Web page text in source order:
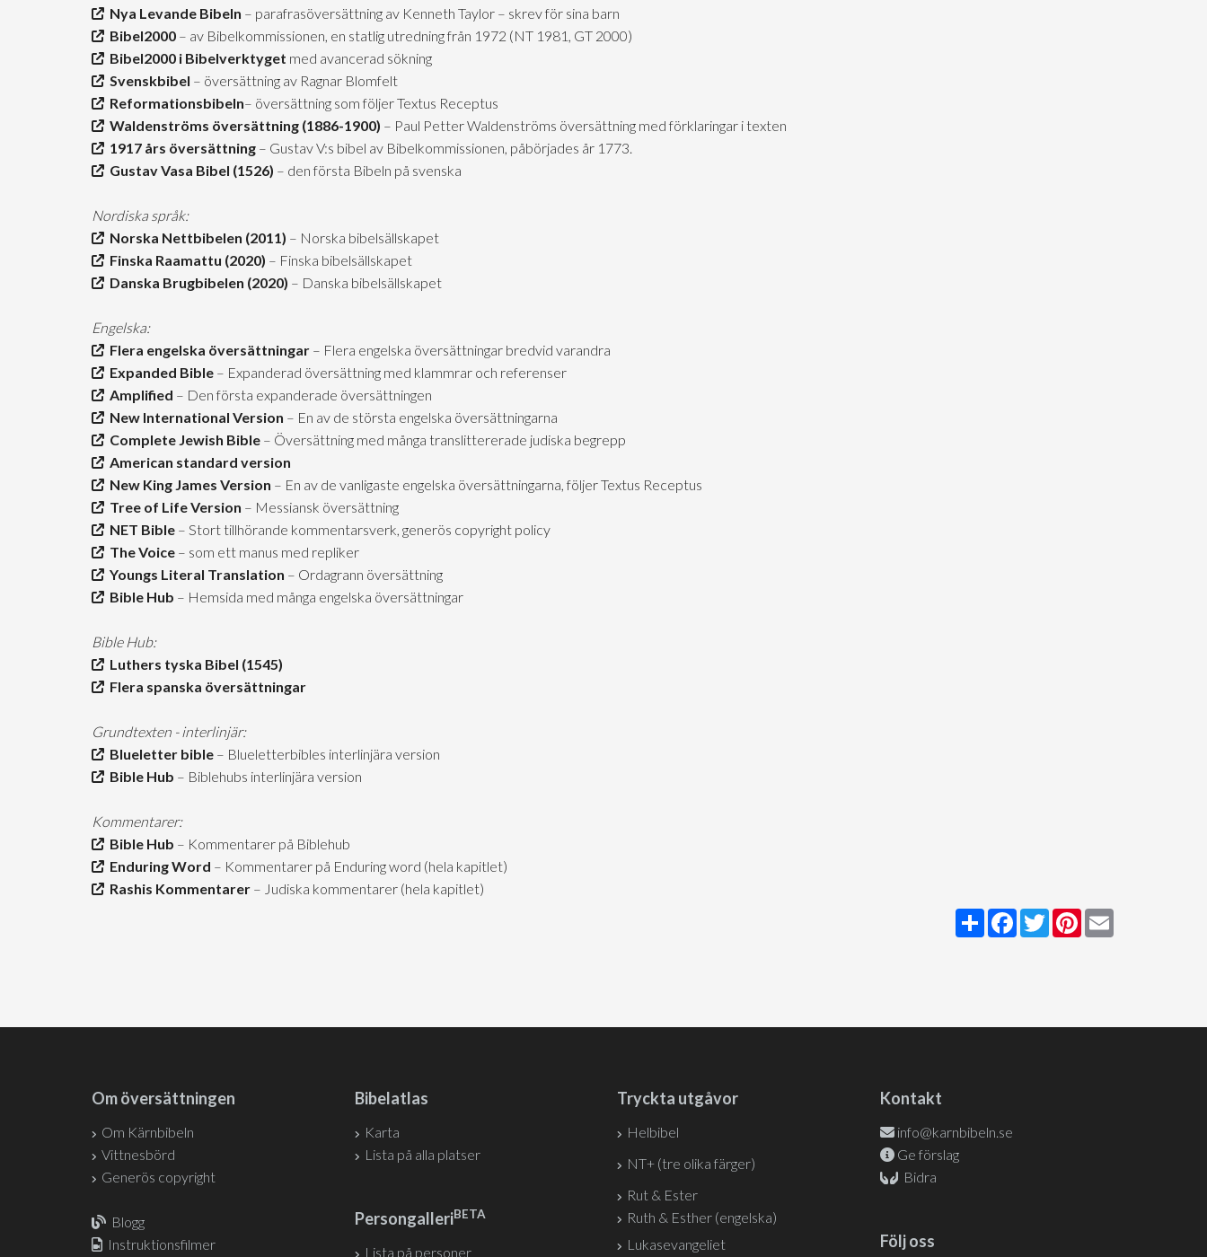
Nya Levande Bibeln – parafrasöversättning av Kenneth Taylor – skrev för sina barn
Bibel2000 – av Bibelkommissionen, en statlig utredning från 1972 (NT 1981, GT 2000)
Bibel2000 i Bibelverktyget med avancerad sökning
Svenskbibel – översättning av Ragnar Blomfelt
Reformationsbibeln– översättning som följer Textus Receptus
Waldenströms översättning (1886-1900) – Paul Petter Waldenströms översättning med förklaringar i texten
1917 års översättning – Gustav V:s bibel av Bibelkommissionen, påbörjades år 1773.
Gustav Vasa Bibel (1526) – den första Bibeln på svenska
Nordiska språk:
Norska Nettbibelen (2011) – Norska bibelsällskapet
Finska Raamattu (2020) – Finska bibelsällskapet
Danska Brugbibelen (2020) – Danska bibelsällskapet
Engelska:
Flera engelska översättningar – Flera engelska översättningar bredvid varandra
Expanded Bible – Expanderad översättning med klammrar och referenser
Amplified – Den första expanderade översättningen
New International Version – En av de största engelska översättningarna
Complete Jewish Bible – Översättning med många translittererade judiska begrepp
American standard version
New King James Version – En av de vanligaste engelska översättningarna, följer Textus Receptus
Tree of Life Version – Messiansk översättning
NET Bible – Stort tillhörande kommentarsverk, generös copyright policy
The Voice – som ett manus med repliker
Youngs Literal Translation – Ordagrann översättning
Bible Hub – Hemsida med många engelska översättningar
Bible Hub:
Luthers tyska Bibel (1545)
Flera spanska översättningar
Grundtexten - interlinjär:
Blueletter bible – Blueletterbibles interlinjära version
Bible Hub – Biblehubs interlinjära version
Kommentarer:
Bible Hub – Kommentarer på Biblehub
Enduring Word – Kommentarer på Enduring word (hela kapitlet)
Rashis Kommentarer – Judiska kommentarer (hela kapitlet)
Share Facebook
TwitterPinterest
Om översättningen
Om Kärnbibeln
Vittnesbörd
Generös copyright
Blogg
Instruktionsfilmer
Bibelatlas
Karta
Lista på alla platser
PersongalleriBETA
Lista på personer
Tryckta utgåvor
Helbibel
NT+ (tre olika färger)
Rut & Ester
Ruth & Esther (engelska)
Lukasevangeliet
Kontakt
info@karnbibeln.se
Ge förslag
Bidra
Följ oss